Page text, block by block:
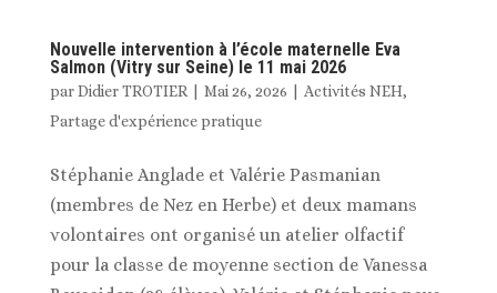
Nouvelle intervention à l’école maternelle Eva
Salmon (Vitry sur Seine) le 11 mai 2026
parDidier TROTIER Mai 26, 2026 Activités NEH,
Partage d'expérience pratique
Stéphanie Anglade et Valérie Pasmanian
(membres de Nez en Herbe) et deux mamans
volontaires ont organisé un atelier olfactif
pour la classe de moyenne section de Vanessa